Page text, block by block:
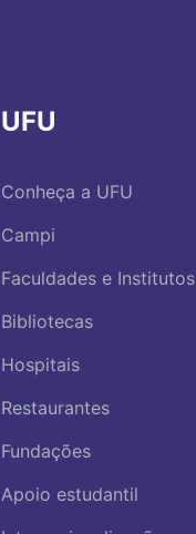
UFU
Conheça a UFU
Campi
Faculdades e Institutos
Bibliotecas
Hospitais
Restaurantes
Fundações
Apoio estudantil